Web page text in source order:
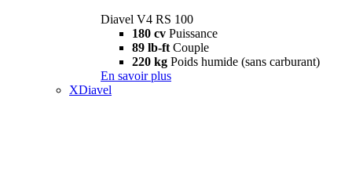
Diavel V4 RS 100
180 cv Puissance
89 lb-ft Couple
220 kg Poids humide (sans carburant)
En savoir plus
XDiavel